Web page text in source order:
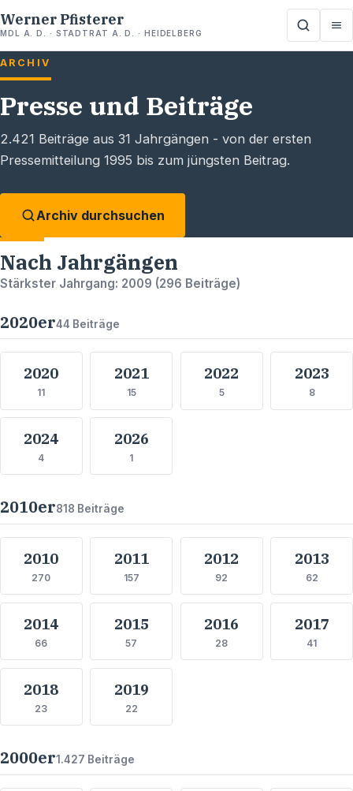
Werner Pfisterer
MDL A. D. · STADTRAT A. D. · HEIDELBERG
ARCHIV
Presse und Beiträge
2.421 Beiträge aus 31 Jahrgängen - von der ersten
Pressemitteilung 1995 bis zum jüngsten Beitrag.
Archiv durchsuchen
Nach Jahrgängen
Stärkster Jahrgang: 2009 (296 Beiträge)
2020er44 Beiträge
2020
11
2021
15
2022
5
2023
8
2024
4
2026
1
2010er818 Beiträge
2010
270
2011
157
2012
92
2013
62
2014
66
2015
57
2016
28
2017
41
2018
23
2019
22
2000er1.427 Beiträge